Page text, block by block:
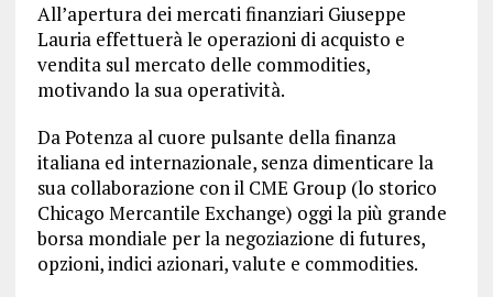
All’apertura dei mercati finanziari Giuseppe
Lauria effettuerà le operazioni di acquisto e
vendita sul mercato delle commodities,
motivando la sua operatività.
Da Potenza al cuore pulsante della finanza
italiana ed internazionale, senza dimenticare la
sua collaborazione con il CME Group (lo storico
Chicago Mercantile Exchange) oggi la più grande
borsa mondiale per la negoziazione di futures,
opzioni, indici azionari, valute e commodities.